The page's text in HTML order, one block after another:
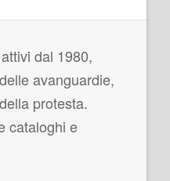
dal 1980,
avanguardie,
protesta.
cataloghi e